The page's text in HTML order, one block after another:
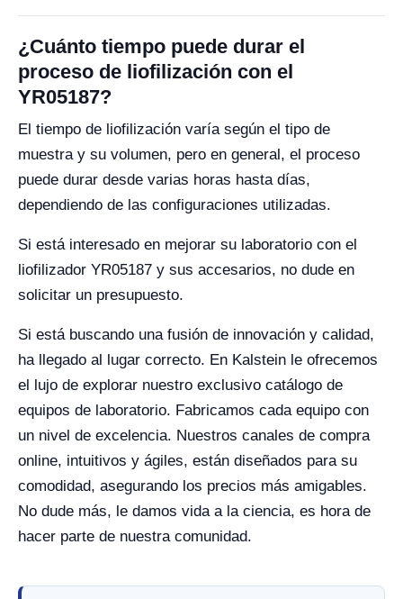
¿Cuánto tiempo puede durar el
proceso de liofilización con el
YR05187?
El tiempo de liofilización varía según el tipo de
muestra y su volumen, pero en general, el proceso
puede durar desde varias horas hasta días,
dependiendo de las configuraciones utilizadas.
Si está interesado en mejorar su laboratorio con el
liofilizador YR05187 y sus accesarios, no dude en
solicitar un presupuesto.
Si está buscando una fusión de innovación y calidad,
ha llegado al lugar correcto. En Kalstein le ofrecemos
el lujo de explorar nuestro exclusivo catálogo de
equipos de laboratorio. Fabricamos cada equipo con
un nivel de excelencia. Nuestros canales de compra
online, intuitivos y ágiles, están diseñados para su
comodidad, asegurando los precios más amigables.
No dude más, le damos vida a la ciencia, es hora de
hacer parte de nuestra comunidad.